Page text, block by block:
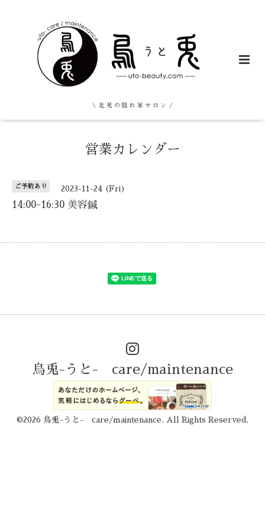
＼ 北 見 の 隠 れ 家 サ ロ ン ／
営業カレンダー
ご予約あり 2023-11-24 (Fri)
14:00-16:30 美容鍼
烏兎-うと- care/maintenance
©2026 烏兎-うと- care/maintenance . All Rights Reserved.